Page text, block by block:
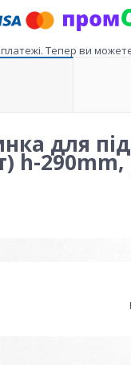
платежі. Тепер ви
для
h-